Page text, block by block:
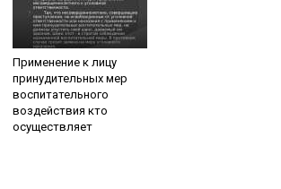
Применение к лицу
принудительных мер
воспитательного
воздействия кто
осуществляет